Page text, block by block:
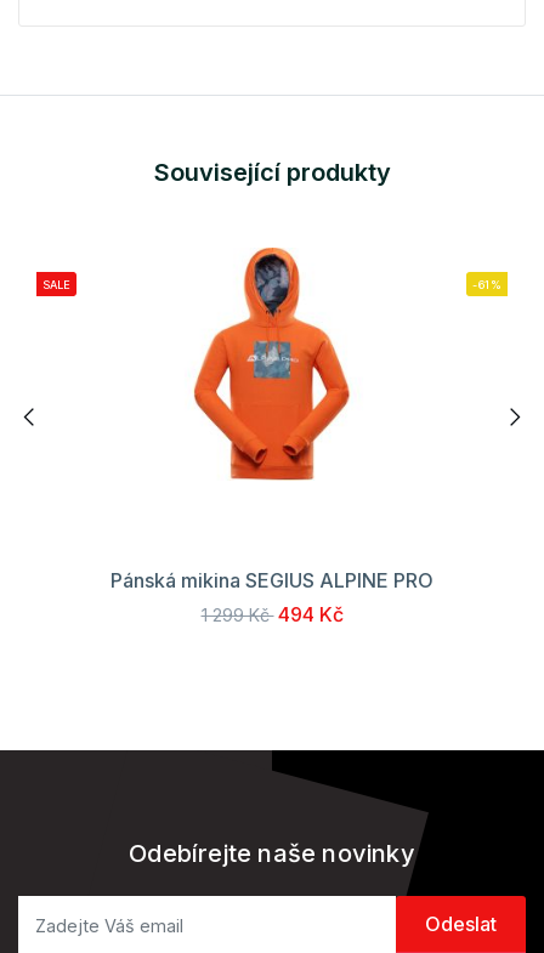
Související produkty
SALE -61%
Pánská mikina SEGIUS ALPINE PRO
1 299 Kč 494 Kč
Odebírejte naše novinky